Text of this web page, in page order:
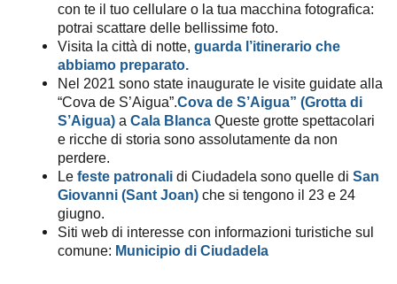
con te il tuo cellulare o la tua macchina fotografica:
potrai scattare delle bellissime foto.
Visita la città di notte, guarda l’itinerario che
abbiamo preparato.
Nel 2021 sono state inaugurate le visite guidate alla
“Cova de S’Aigua”.Cova de S’Aigua” (Grotta di
S’Aigua)a Cala Blanca Queste grotte spettacolari
e ricche di storia sono assolutamente da non
perdere.
Le feste patronali di Ciudadela sono quelle di San
Giovanni (Sant Joan) che si tengono il 23 e 24
giugno.
Siti web di interesse con informazioni turistiche sul
comune: Municipio di Ciudadela